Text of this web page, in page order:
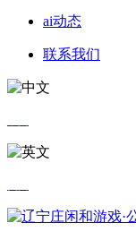
ai动态
联系我们